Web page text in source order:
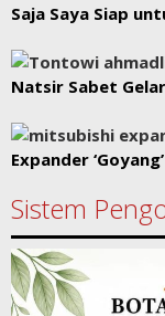
Saja Saya Siap
Natsir Sabet
Expander
Sistem